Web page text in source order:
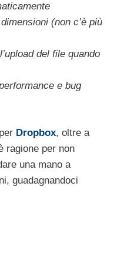
(non c’è più
del file quando
e bug
Dropbox, oltre a
ragione per non
una mano a
guadagnandoci